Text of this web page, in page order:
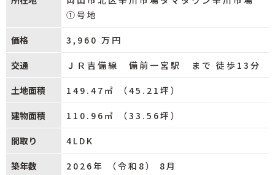
①号地
価格 3,960 万円
交通 ＪＲ吉備線 備前一宮駅 まで 徒歩13分
土地面積 149.47㎡ （45.21坪）
建物面積 110.96㎡ （33.56坪）
間取り 4LDK
築年数 2026年 （令和8） 8月